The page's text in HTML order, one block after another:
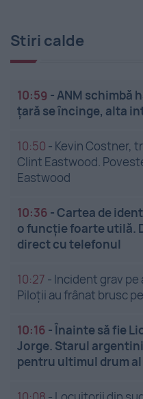
Stiri calde
10:59 -ANM schimbă
țară se încinge, alta
10:50 - Kevin Costner,
Clint Eastwood.
Eastwood
10:36 -Cartea de
o funcție foarte utilă.
direct cu telefonul
10:27 - Incident grav pe
Piloții au frânat brusc
10:16 -Înainte să fie
Jorge. Starul
pentru ultimul drum